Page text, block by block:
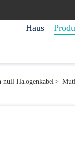
Haus
null Halogenkabel>